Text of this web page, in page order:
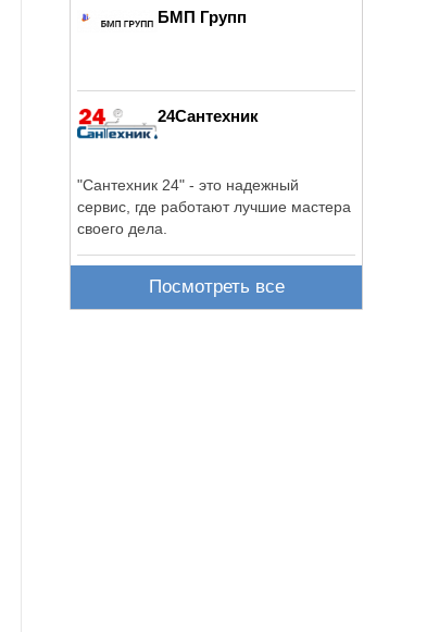
БМП Групп
24Сантехник
"Сантехник 24" - это надежный
сервис, где работают лучшие мастера
своего дела.
Посмотреть все